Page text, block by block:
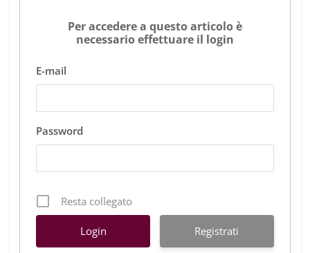
Per accedere a questo articolo è
necessario effettuare il login
E-mail
Password
Resta collegato
Registrati